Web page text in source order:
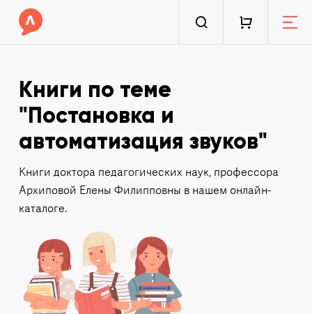
Книги по теме
"Постановка и
автоматизация звуков"
Книги доктора педагогических наук, профессора
Архиповой Елены Филипповны в нашем онлайн-
каталоге.